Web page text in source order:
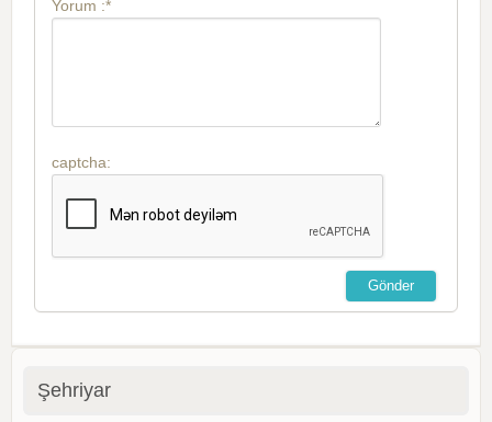
Yorum :*
captcha:
Şehriyar